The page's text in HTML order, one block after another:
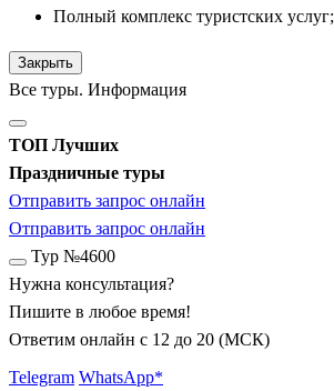
Полный комплекс туристских услуг;
Закрыть
Все туры. Информация
ТОП Лучших
Праздничные туры
Отправить запрос онлайн
Отправить запрос онлайн
Тур №4600
Нужна консультация?
Пишите в любое время!
Ответим онлайн с 12 до 20 (МСК)
Telegram WhatsApp*